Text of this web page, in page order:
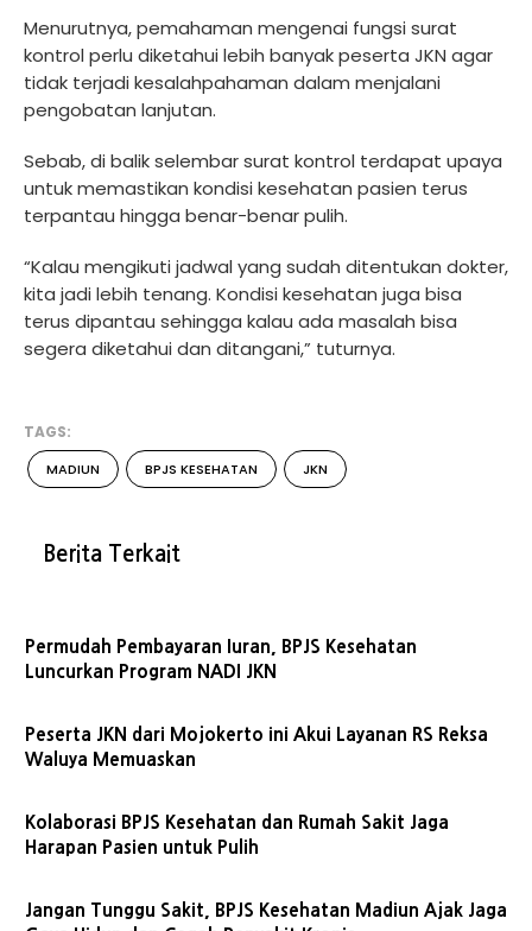
Menurutnya, pemahaman mengenai fungsi surat
kontrol perlu diketahui lebih banyak peserta JKN agar
tidak terjadi kesalahpahaman dalam menjalani
pengobatan lanjutan.
Sebab, di balik selembar surat kontrol terdapat upaya
untuk memastikan kondisi kesehatan pasien terus
terpantau hingga benar-benar pulih.
“Kalau mengikuti jadwal yang sudah ditentukan dokter,
kita jadi lebih tenang. Kondisi kesehatan juga bisa
terus dipantau sehingga kalau ada masalah bisa
segera diketahui dan ditangani,” tuturnya.
TAGS:
MADIUN BPJS KESEHATAN JKN
Berita Terkait
Permudah Pembayaran Iuran, BPJS Kesehatan
Luncurkan Program NADI JKN
Peserta JKN dari Mojokerto ini Akui Layanan RS Reksa
Waluya Memuaskan
Kolaborasi BPJS Kesehatan dan Rumah Sakit Jaga
Harapan Pasien untuk Pulih
Jangan Tunggu Sakit, BPJS Kesehatan Madiun Ajak Jaga